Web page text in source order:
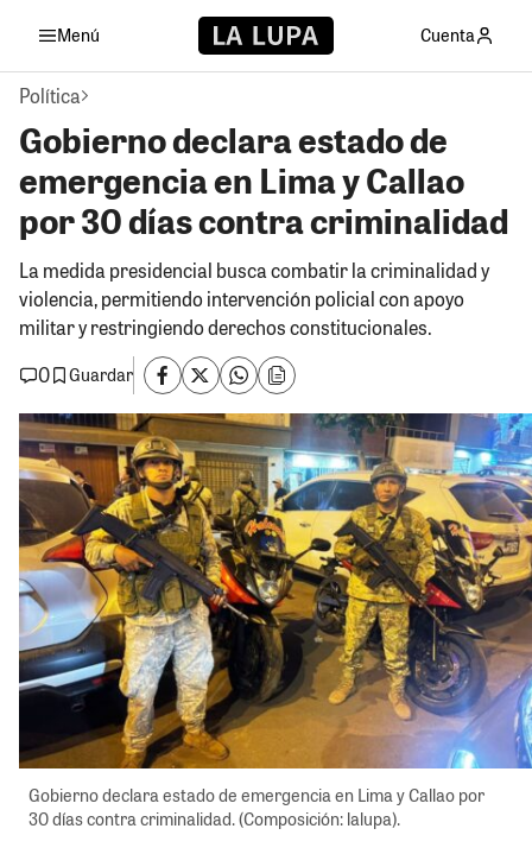
Menú Cuenta
Política
Gobierno declara estado de
emergencia en Lima y Callao
por 30 días contra criminalidad
La medida presidencial busca combatir la criminalidad y
violencia, permitiendo intervención policial con apoyo
militar y restringiendo derechos constitucionales.
0
Guardar
Gobierno declara estado de emergencia en Lima y Callao por
30 días contra criminalidad. (Composición: lalupa).